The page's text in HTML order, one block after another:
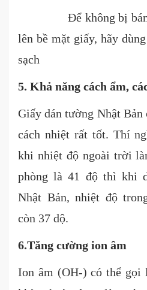
Để không bị bám
lên bề mặt giấy, hãy
sạch
5. Khả năng cách ẩm,
Giấy dán tường Nhật Bản
cách nhiệt rất tốt. Thí
khi nhiệt độ ngoài trời
phòng là 41 độ thì khi
Nhật Bản, nhiệt độ
còn 37 dộ.
6.Tăng cường ion âm
Ion âm (OH-) có thể gọi